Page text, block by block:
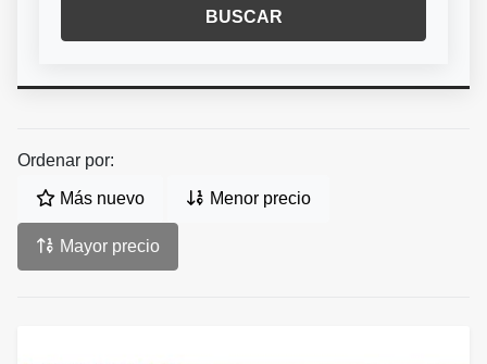
BUSCAR
Ordenar por:
Más nuevo Menor precio
Mayor precio